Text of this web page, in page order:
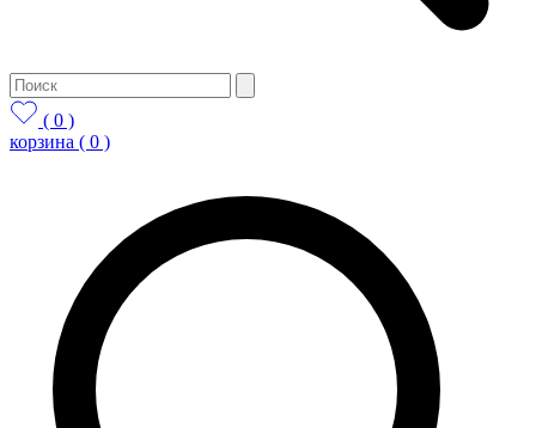
( 0 )
корзина ( 0 )